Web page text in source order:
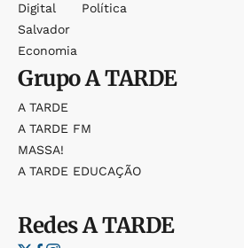
Digital
Salvador
Economia
Política
GrupoA TARDE
A TARDE
A TARDE FM
MASSA!
A TARDE EDUCAÇÃO
RedesA TARDE